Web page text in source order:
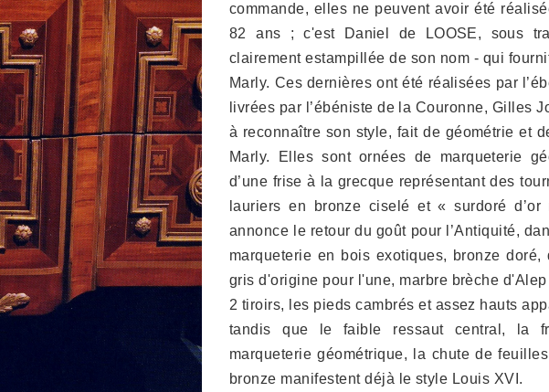
commande, elles ne peuvent avoir été
82 ans ; c'est Daniel de LOOSE, sous
clairement estampillée de son nom - qui
Marly. Ces dernières ont été réalisées par
livrées par l’ébéniste de la Couronne, Gilles
à reconnaître son style, fait de géométrie et
Marly. Elles sont ornées de marqueterie
d’une frise à la grecque représentant des
lauriers en bronze ciselé et « surdoré
annonce le retour du goût pour l’Antiquité,
marqueterie en bois exotiques, bronze
gris d'origine pour l'une, marbre brèche
2 tiroirs, les pieds cambrés et assez hauts
tandis que le faible ressaut central, la
marqueterie géométrique, la chute de
bronze manifestent déjà le style Louis XVI.